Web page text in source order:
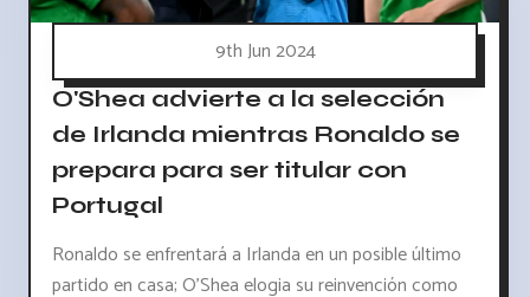
9th Jun 2024
O'Shea advierte a la selección
de Irlanda mientras Ronaldo se
prepara para ser titular con
Portugal
Ronaldo se enfrentará a Irlanda en un posible último
partido en casa; O'Shea elogia su reinvención como